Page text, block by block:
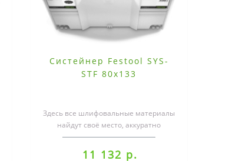
Систейнер Festool SYS-
STF 80x133
Здесь все шлифовальные материалы
найдут своё место, аккуратно
рассортированные, защищённые от
влаги ..
11 132 р.